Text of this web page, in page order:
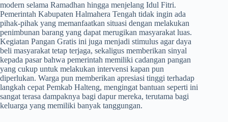
modern selama Ramadhan hingga menjelang Idul Fitri.
Pemerintah Kabupaten Halmahera Tengah tidak ingin ada
pihak-pihak yang memanfaatkan situasi dengan melakukan
penimbunan barang yang dapat merugikan masyarakat luas.
Kegiatan Pangan Gratis ini juga menjadi stimulus agar daya
beli masyarakat tetap terjaga, sekaligus memberikan sinyal
kepada pasar bahwa pemerintah memiliki cadangan pangan
yang cukup untuk melakukan intervensi kapan pun
diperlukan. Warga pun memberikan apresiasi tinggi terhadap
langkah cepat Pemkab Halteng, mengingat bantuan seperti ini
sangat terasa dampaknya bagi dapur mereka, terutama bagi
keluarga yang memiliki banyak tanggungan.